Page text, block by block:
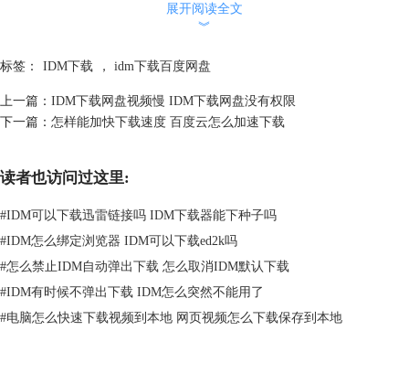
图二：输入想要查找的关键词
图三：点击”百度网盘直接下载助手 直链加速版”
4、点击选择合适的脚本，推荐使用“百度网盘简易下载助手（直链加速复
展开阅读全文
︾
标签： IDM下载 ， idm下载百度网盘
上一篇： IDM下载网盘视频慢 IDM下载网盘没有权限
下一篇： 怎样能加快下载速度 百度云怎么加速下载
读者也访问过这里:
#IDM可以下载迅雷链接吗 IDM下载器能下种子吗
#IDM怎么绑定浏览器 IDM可以下载ed2k吗
#怎么禁止IDM自动弹出下载 怎么取消IDM默认下载
#IDM有时候不弹出下载 IDM怎么突然不能用了
#电脑怎么快速下载视频到本地 网页视频怎么下载保存到本地